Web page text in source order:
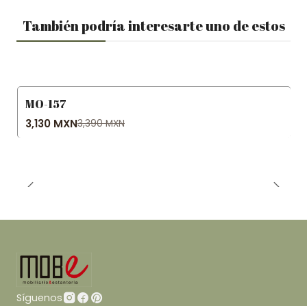
También podría interesarte uno de estos
-8% OFF
MO-157
3,130 MXN3,390 MXN
Síguenos